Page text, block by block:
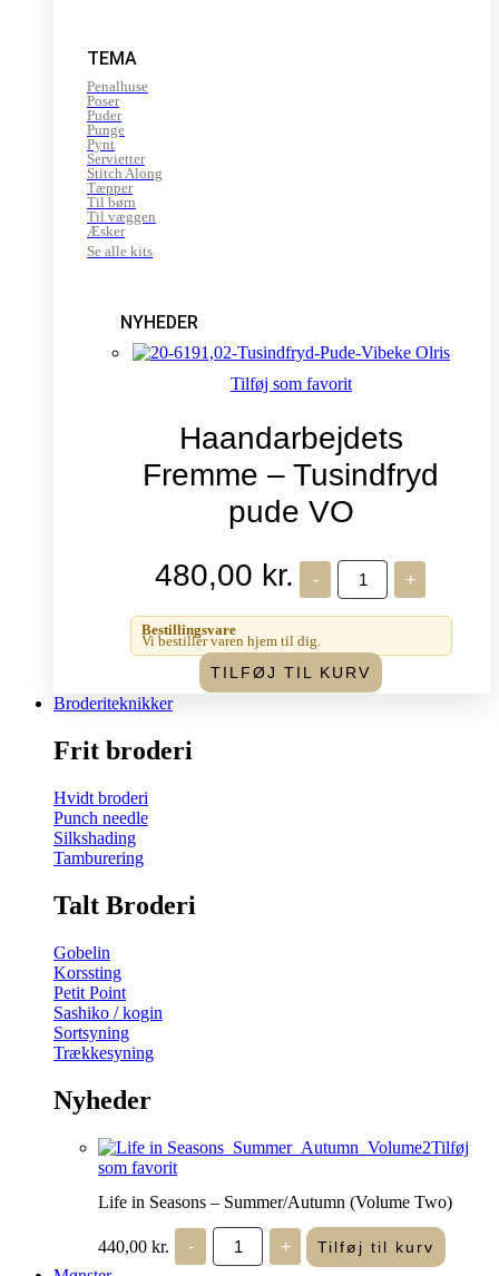
TEMA
Penalhuse
Poser
Puder
Punge
Pynt
Servietter
Stitch Along
Tæpper
Til børn
Til væggen
Æsker
Se alle kits
NYHEDER
Tilføj som favorit
Haandarbejdets
Fremme – Tusindfryd
pude VO
480,00 kr. -
Haandarbejdets
Fremme
-
Tusindfryd
VO
antal
+
Bestillingsvare
Vi bestiller varen hjem til dig.
TILFØJ TIL KURV
Broderiteknikker
Frit broderi
Hvidt broderi
Punch needle
Silkshading
Tamburering
Talt Broderi
Gobelin
Korssting
Petit Point
Sashiko / kogin
Sortsyning
Trækkesyning
Nyheder
Tilføj
som favorit
Life in Seasons – Summer/Autumn (Volume Two)
440,00 kr. -
Life
Seasons
+ Tilføj til kurv